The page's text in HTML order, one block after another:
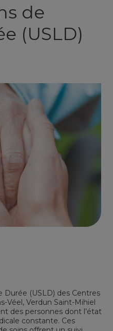
de
(USLD)
Durée (USLD) des Centres
Véel, Verdun Saint-Mihiel
des personnes dont l’état
constante. Ces